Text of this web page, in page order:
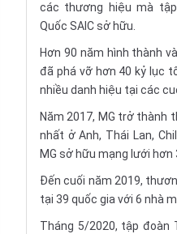
các thương hiệu mà
Quốc SAIC sở hữu.
Hơn 90 năm hình thành
đã phá vỡ hơn 40 kỷ lục
nhiều danh hiệu tại các
Năm 2017, MG trở thành
nhất ở Anh, Thái Lan,
MG sở hữu mạng lưới
Đến cuối năm 2019,
tại 39 quốc gia với 6 nhà
Tháng 5/2020, tập đoàn